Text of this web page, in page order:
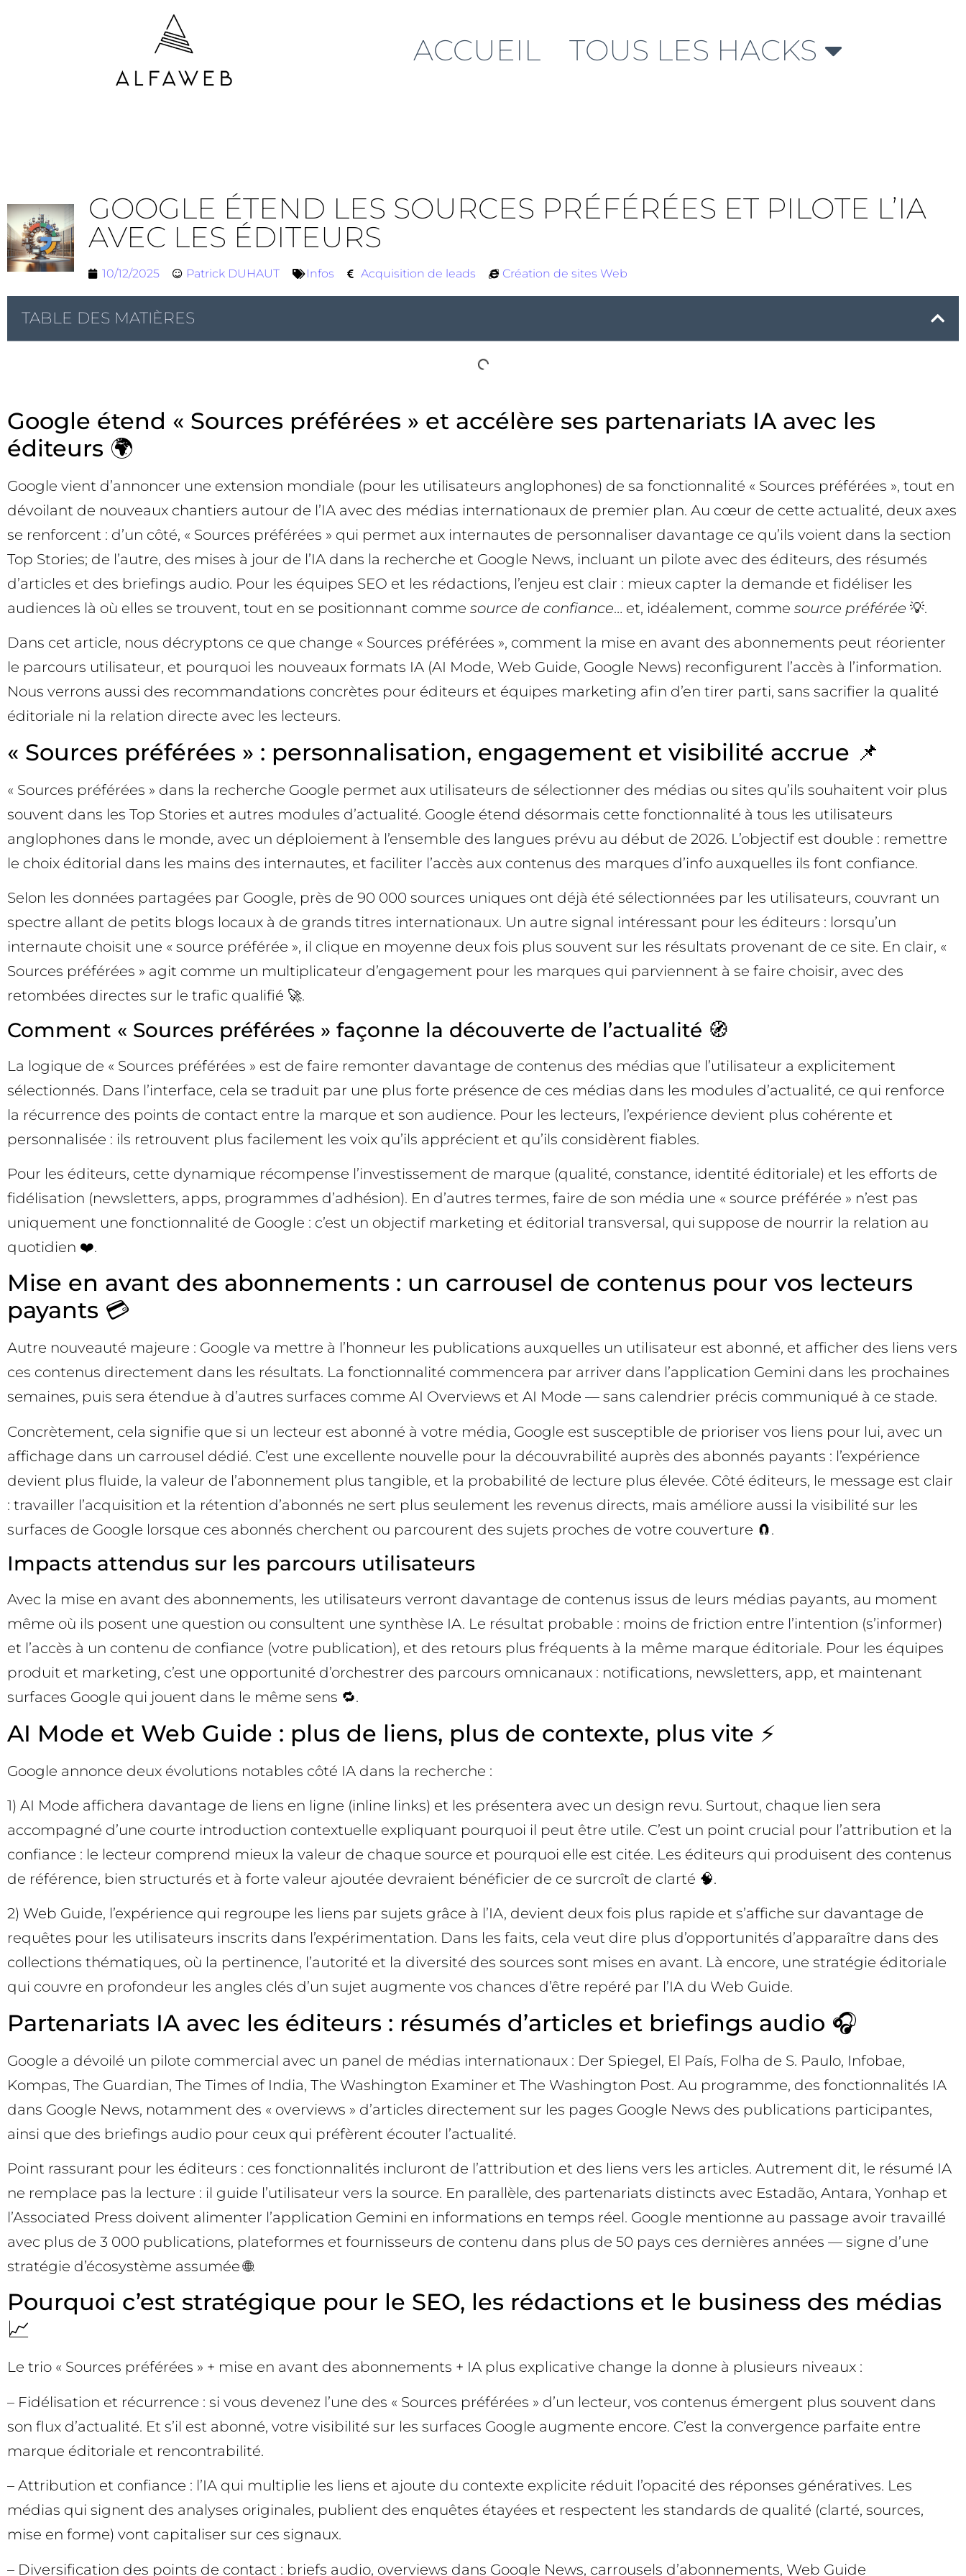
ACCUEIL TOUS LES HACKS
GOOGLE ÉTEND LES SOURCES PRÉFÉRÉES ET PILOTE L’IA
AVEC LES ÉDITEURS
10/12/2025 Patrick DUHAUT Infos Acquisition de leads Création de sites Web
TABLE DES MATIÈRES
Google étend « Sources préférées » et accélère ses partenariats IA avec les
éditeurs 🌍
Google vient d’annoncer une extension mondiale (pour les utilisateurs anglophones) de sa fonctionnalité « Sources préférées », tout en
dévoilant de nouveaux chantiers autour de l’IA avec des médias internationaux de premier plan. Au cœur de cette actualité, deux axes
se renforcent : d’un côté, « Sources préférées » qui permet aux internautes de personnaliser davantage ce qu’ils voient dans la section
Top Stories; de l’autre, des mises à jour de l’IA dans la recherche et Google News, incluant un pilote avec des éditeurs, des résumés
d’articles et des briefings audio. Pour les équipes SEO et les rédactions, l’enjeu est clair : mieux capter la demande et fidéliser les
audiences là où elles se trouvent, tout en se positionnant comme source de confiance… et, idéalement, comme source préférée 💡.
Dans cet article, nous décryptons ce que change « Sources préférées », comment la mise en avant des abonnements peut réorienter
le parcours utilisateur, et pourquoi les nouveaux formats IA (AI Mode, Web Guide, Google News) reconfigurent l’accès à l’information.
Nous verrons aussi des recommandations concrètes pour éditeurs et équipes marketing afin d’en tirer parti, sans sacrifier la qualité
éditoriale ni la relation directe avec les lecteurs.
« Sources préférées » : personnalisation, engagement et visibilité accrue 📌
« Sources préférées » dans la recherche Google permet aux utilisateurs de sélectionner des médias ou sites qu’ils souhaitent voir plus
souvent dans les Top Stories et autres modules d’actualité. Google étend désormais cette fonctionnalité à tous les utilisateurs
anglophones dans le monde, avec un déploiement à l’ensemble des langues prévu au début de 2026. L’objectif est double : remettre
le choix éditorial dans les mains des internautes, et faciliter l’accès aux contenus des marques d’info auxquelles ils font confiance.
Selon les données partagées par Google, près de 90 000 sources uniques ont déjà été sélectionnées par les utilisateurs, couvrant un
spectre allant de petits blogs locaux à de grands titres internationaux. Un autre signal intéressant pour les éditeurs : lorsqu’un
internaute choisit une « source préférée », il clique en moyenne deux fois plus souvent sur les résultats provenant de ce site. En clair, «
Sources préférées » agit comme un multiplicateur d’engagement pour les marques qui parviennent à se faire choisir, avec des
retombées directes sur le trafic qualifié 🚀.
Comment « Sources préférées » façonne la découverte de l’actualité 🧭
La logique de « Sources préférées » est de faire remonter davantage de contenus des médias que l’utilisateur a explicitement
sélectionnés. Dans l’interface, cela se traduit par une plus forte présence de ces médias dans les modules d’actualité, ce qui renforce
la récurrence des points de contact entre la marque et son audience. Pour les lecteurs, l’expérience devient plus cohérente et
personnalisée : ils retrouvent plus facilement les voix qu’ils apprécient et qu’ils considèrent fiables.
Pour les éditeurs, cette dynamique récompense l’investissement de marque (qualité, constance, identité éditoriale) et les efforts de
fidélisation (newsletters, apps, programmes d’adhésion). En d’autres termes, faire de son média une « source préférée » n’est pas
uniquement une fonctionnalité de Google : c’est un objectif marketing et éditorial transversal, qui suppose de nourrir la relation au
quotidien ❤️.
Mise en avant des abonnements : un carrousel de contenus pour vos lecteurs
payants 💳
Autre nouveauté majeure : Google va mettre à l’honneur les publications auxquelles un utilisateur est abonné, et afficher des liens vers
ces contenus directement dans les résultats. La fonctionnalité commencera par arriver dans l’application Gemini dans les prochaines
semaines, puis sera étendue à d’autres surfaces comme AI Overviews et AI Mode — sans calendrier précis communiqué à ce stade.
Concrètement, cela signifie que si un lecteur est abonné à votre média, Google est susceptible de prioriser vos liens pour lui, avec un
affichage dans un carrousel dédié. C’est une excellente nouvelle pour la découvrabilité auprès des abonnés payants : l’expérience
devient plus fluide, la valeur de l’abonnement plus tangible, et la probabilité de lecture plus élevée. Côté éditeurs, le message est clair
: travailler l’acquisition et la rétention d’abonnés ne sert plus seulement les revenus directs, mais améliore aussi la visibilité sur les
surfaces de Google lorsque ces abonnés cherchent ou parcourent des sujets proches de votre couverture 🧲.
Impacts attendus sur les parcours utilisateurs
Avec la mise en avant des abonnements, les utilisateurs verront davantage de contenus issus de leurs médias payants, au moment
même où ils posent une question ou consultent une synthèse IA. Le résultat probable : moins de friction entre l’intention (s’informer)
et l’accès à un contenu de confiance (votre publication), et des retours plus fréquents à la même marque éditoriale. Pour les équipes
produit et marketing, c’est une opportunité d’orchestrer des parcours omnicanaux : notifications, newsletters, app, et maintenant
surfaces Google qui jouent dans le même sens 🔁.
AI Mode et Web Guide : plus de liens, plus de contexte, plus vite ⚡
Google annonce deux évolutions notables côté IA dans la recherche :
1) AI Mode affichera davantage de liens en ligne (inline links) et les présentera avec un design revu. Surtout, chaque lien sera
accompagné d’une courte introduction contextuelle expliquant pourquoi il peut être utile. C’est un point crucial pour l’attribution et la
confiance : le lecteur comprend mieux la valeur de chaque source et pourquoi elle est citée. Les éditeurs qui produisent des contenus
de référence, bien structurés et à forte valeur ajoutée devraient bénéficier de ce surcroît de clarté 🧠.
2) Web Guide, l’expérience qui regroupe les liens par sujets grâce à l’IA, devient deux fois plus rapide et s’affiche sur davantage de
requêtes pour les utilisateurs inscrits dans l’expérimentation. Dans les faits, cela veut dire plus d’opportunités d’apparaître dans des
collections thématiques, où la pertinence, l’autorité et la diversité des sources sont mises en avant. Là encore, une stratégie éditoriale
qui couvre en profondeur les angles clés d’un sujet augmente vos chances d’être repéré par l’IA du Web Guide.
Partenariats IA avec les éditeurs : résumés d’articles et briefings audio 🎧
Google a dévoilé un pilote commercial avec un panel de médias internationaux : Der Spiegel, El País, Folha de S. Paulo, Infobae,
Kompas, The Guardian, The Times of India, The Washington Examiner et The Washington Post. Au programme, des fonctionnalités IA
dans Google News, notamment des « overviews » d’articles directement sur les pages Google News des publications participantes,
ainsi que des briefings audio pour ceux qui préfèrent écouter l’actualité.
Point rassurant pour les éditeurs : ces fonctionnalités incluront de l’attribution et des liens vers les articles. Autrement dit, le résumé IA
ne remplace pas la lecture : il guide l’utilisateur vers la source. En parallèle, des partenariats distincts avec Estadão, Antara, Yonhap et
l’Associated Press doivent alimenter l’application Gemini en informations en temps réel. Google mentionne au passage avoir travaillé
avec plus de 3 000 publications, plateformes et fournisseurs de contenu dans plus de 50 pays ces dernières années — signe d’une
stratégie d’écosystème assumée 🌐.
Pourquoi c’est stratégique pour le SEO, les rédactions et le business des médias
📈
Le trio « Sources préférées » + mise en avant des abonnements + IA plus explicative change la donne à plusieurs niveaux :
– Fidélisation et récurrence : si vous devenez l’une des « Sources préférées » d’un lecteur, vos contenus émergent plus souvent dans
son flux d’actualité. Et s’il est abonné, votre visibilité sur les surfaces Google augmente encore. C’est la convergence parfaite entre
marque éditoriale et rencontrabilité.
– Attribution et confiance : l’IA qui multiplie les liens et ajoute du contexte explicite réduit l’opacité des réponses génératives. Les
médias qui signent des analyses originales, publient des enquêtes étayées et respectent les standards de qualité (clarté, sources,
mise en forme) vont capitaliser sur ces signaux.
– Diversification des points de contact : briefs audio, overviews dans Google News, carrousels d’abonnements, Web Guide